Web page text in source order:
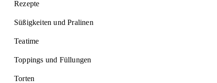
Rezepte
Süßigkeiten und Pralinen
Teatime
Toppings und Füllungen
Torten